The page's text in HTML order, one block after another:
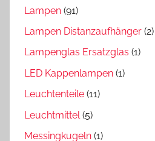
Lampen (91)
Lampen Distanzaufhänger (2)
Lampenglas Ersatzglas (1)
LED Kappenlampen (1)
Leuchtenteile (11)
Leuchtmittel (5)
Messingkugeln (1)